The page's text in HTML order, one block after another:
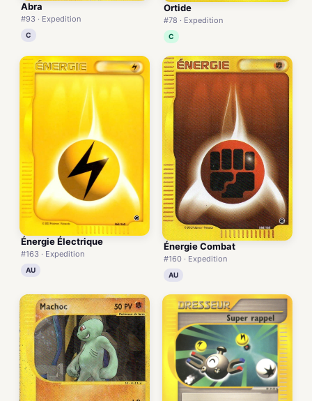
Abra
#93 · Expedition
C
Ortide
#78 · Expedition
C
Énergie Électrique
#163 · Expedition
AU
Énergie Combat
#160 · Expedition
AU